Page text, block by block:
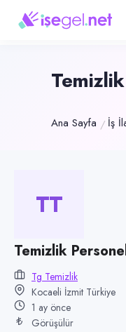
Pozisyon
Temizlik Personeli (Bay)
TG Temizlik
Temizlik & Hizmet
Tam Zamanlı · Ofis
10 Temmuz 2026
Son geçerlilik
8 Ekim 2026
Başvuru kanalları
Ana Sayfa İş
TT
Temizlik
Tg Temizlik
Kocaeli İzmit Türkiye
1 ay önce
Görüşülür